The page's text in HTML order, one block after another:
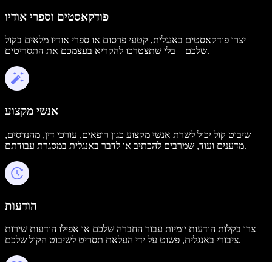
פודקאסטים וספרי אודיו
יצרו פודקאסטים באנגלית, קטעי פרסום או ספרי אודיו מלאים בקול
שלכם – בלי שתצטרכו להקריא בעצמכם את התסריטים.
אנשי מקצוע
שיבוט קול יכול לשרת אנשי מקצוע כגון רופאים, עורכי דין, מהנדסים,
מדענים ועוד, שמרבים להכתיב או לדבר באנגלית במסגרת עבודתם.
הודעות
צרו בקלות הודעות יומיות עבור החברה שלכם או אפילו הודעות שירות
ציבורי באנגלית, פשוט על ידי העלאת תסריט לשיבוט הקול שלכם.